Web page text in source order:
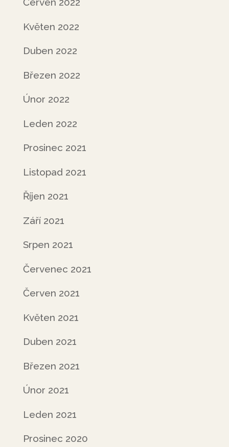
Květen 2022
Duben 2022
Březen 2022
Únor 2022
Leden 2022
Prosinec 2021
Listopad 2021
Říjen 2021
Září 2021
Srpen 2021
Červenec 2021
Červen 2021
Květen 2021
Duben 2021
Březen 2021
Únor 2021
Leden 2021
Prosinec 2020